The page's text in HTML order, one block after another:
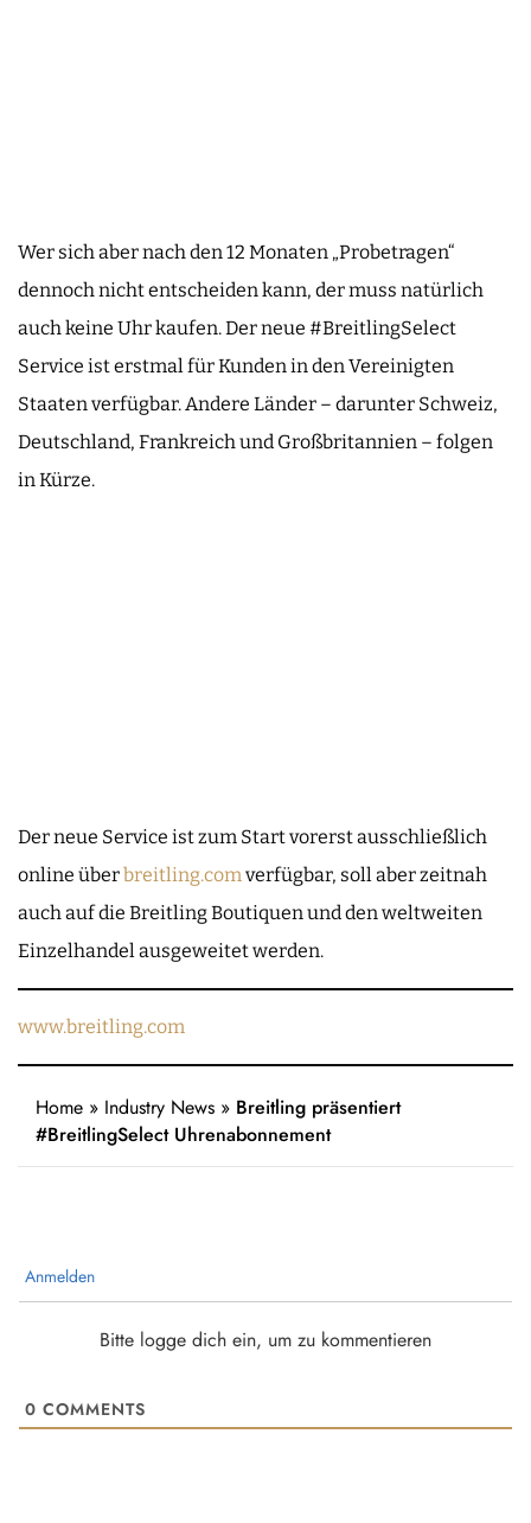
Wer sich aber nach den 12 Monaten „Probetragen“
dennoch nicht entscheiden kann, der muss natürlich
auch keine Uhr kaufen. Der neue #BreitlingSelect
Service ist erstmal für Kunden in den Vereinigten
Staaten verfügbar. Andere Länder – darunter Schweiz,
Deutschland, Frankreich und Großbritannien – folgen
in Kürze.
Der neue Service ist zum Start vorerst ausschließlich
online überbreitling.comverfügbar, soll aber zeitnah
auch auf die Breitling Boutiquen und den weltweiten
Einzelhandel ausgeweitet werden.
www.breitling.com
Home » Industry News » Breitling präsentiert
#BreitlingSelect Uhrenabonnement
Anmelden
Bitte logge dich ein, um zu kommentieren
0 COMMENTS